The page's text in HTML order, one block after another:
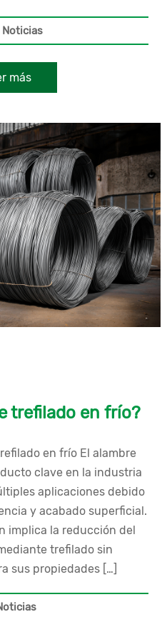
Noticias
más
trefilado en frío?
en frío El alambre
clave en la industria
aplicaciones debido
y acabado superficial.
implica la reducción del
trefilado sin
sus propiedades […]